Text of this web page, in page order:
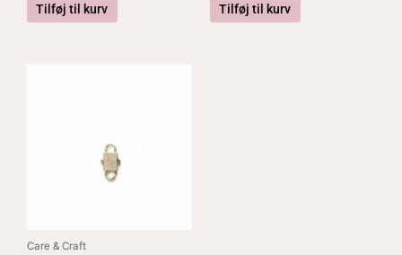
Tilføj til kurv Tilføj til kurv
Care & Craft